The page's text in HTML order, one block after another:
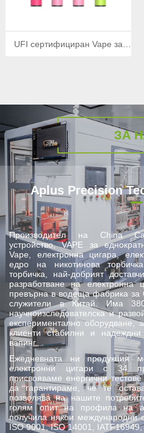
UFI сертифициран Vape за
ЗА
Aplus Precision
Производител на China
устройство, VAPE за
Vape, електронна цигара,
едро на никотинова
торбичка, най-добрият
разработване на
превърна в водеща фабрика за
служители в Китай. Има
научноизследователска и
експериментално оборудване,
клиенти стабилни и
вапинг.
Ежедневната ни продукция
електронни цигари с 34
присвояваме енергични
да гарантираме, че те
позволява на нашите
голям опит на профила на
получила някои международни
ISO 9001, ISO 14001,